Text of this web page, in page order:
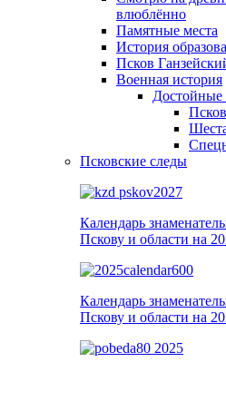
влюблённо
Памятные места
История
Псков
Военная история
Достойные
Псковские следы
Календарь
Пскову и области на
Календарь
Пскову и области на